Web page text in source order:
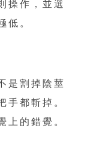
操作，並選
低。
是割掉陰莖
手都斬掉。
上的錯覺。